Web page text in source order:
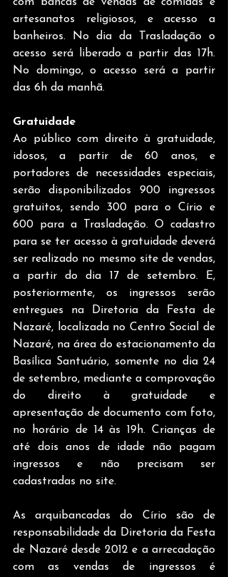
artesanatos religiosos, e acesso a
banheiros. No dia da Trasladação o
acesso será liberado a partir das 17h.
No domingo, o acesso será a partir
das 6h da manhã.
Gratuidade
Ao público com direito à gratuidade,
idosos, a partir de 60 anos, e
portadores de necessidades especiais,
serão disponibilizados 900 ingressos
gratuitos, sendo 300 para o Círio e
600 para a Trasladação. O cadastro
para se ter acesso à gratuidade deverá
ser realizado no mesmo site de vendas,
a partir do dia 17 de setembro. E,
posteriormente, os ingressos serão
entregues na Diretoria da Festa de
Nazaré, localizada no Centro Social de
Nazaré, na área do estacionamento da
Basílica Santuário, somente no dia 24
de setembro, mediante a comprovação
do direito à gratuidade e
apresentação de documento com foto,
no horário de 14 às 19h. Crianças de
até dois anos de idade não pagam
ingressos e não precisam ser
cadastradas no site.
As arquibancadas do Círio são de
responsabilidade da Diretoria da Festa
de Nazaré desde 2012 e a arrecadação
com as vendas de ingressos é